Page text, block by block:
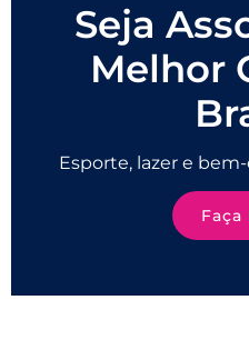
Seja
Melhor
Esporte, lazer e
Faça